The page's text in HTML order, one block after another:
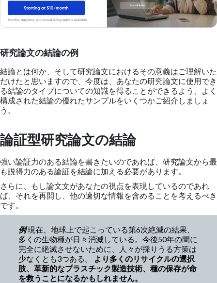
研究論文の結論の例
結論とは何か、そして研究論文におけるその意義はご理解いた
だけたと思いますので、今度は、あなたの研究論文に使用でき
る結論のタイプについての知識を得ることができるよう、よく
構成された結論の優れたサンプルをいくつかご紹介しましょ
う。
論証型研究論文の結論
強い論証力のある結論を書きたいのであれば、研究論文から最
も説得力のある論証を結論に加える必要があります。
さらに、もし論文文があなたの視点を表現しているのであれ
ば、それを再開し、他の適切な情報を含めることを考えるべき
です。
例現在、地球上で起こっている第6次絶滅の結果、
多くの生物種が日々消滅している。今後50年の間に
完全に絶滅させないために、人々が採りうる方策は
少なくとも3つある。
より多くのリサイクルの選択
肢、革新的なプラスチック製造技術、種の保存が命
を救うことになるかもしれません。